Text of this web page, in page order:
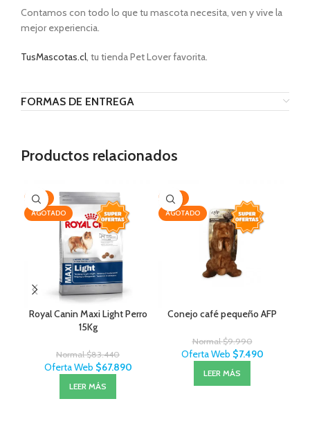
Contamos con todo lo que tu mascota necesita, ven y vive la
mejor experiencia.
TusMascotas.cl, tu tienda Pet Lover favorita.
FORMAS DE ENTREGA
Productos relacionados
-19%
AGOTADO
Royal Canin Maxi Light Perro
15Kg
Normal$83.440
Oferta Web $67.890
LEER MÁS
-25%
AGOTADO
Conejo café pequeño AFP
Normal$9.990
Oferta Web $7.490
LEER MÁS